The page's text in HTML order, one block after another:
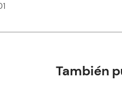
También